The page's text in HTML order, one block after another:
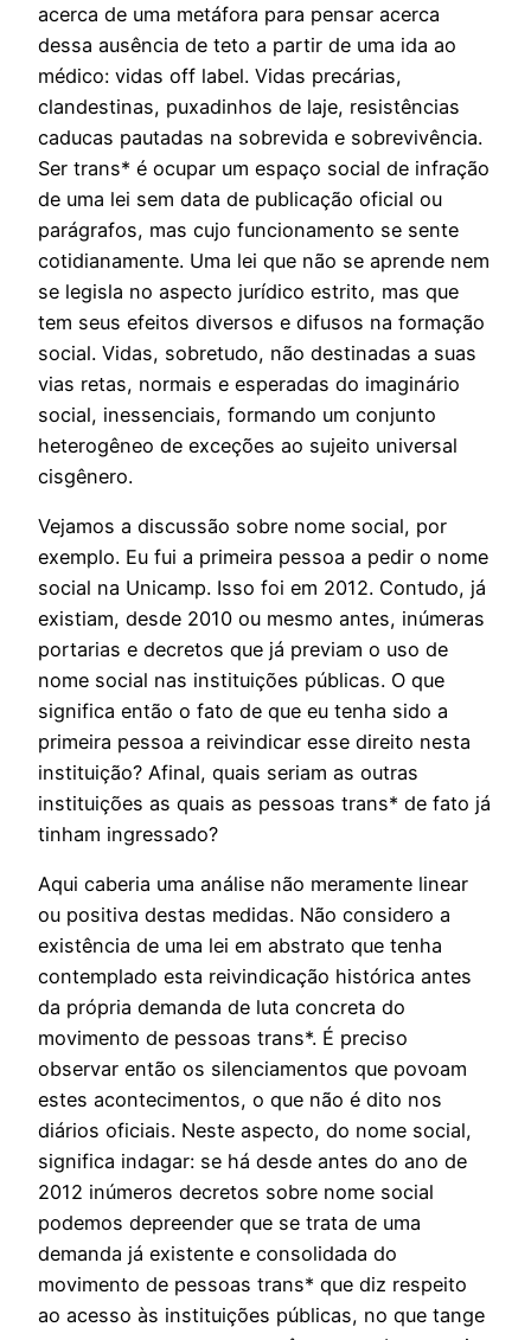
acerca de uma metáfora para pensar acerca
dessa ausência de teto a partir de uma ida ao
médico: vidas off label. Vidas precárias,
clandestinas, puxadinhos de laje, resistências
caducas pautadas na sobrevida e sobrevivência.
Ser trans* é ocupar um espaço social de infração
de uma lei sem data de publicação oficial ou
parágrafos, mas cujo funcionamento se sente
cotidianamente. Uma lei que não se aprende nem
se legisla no aspecto jurídico estrito, mas que
tem seus efeitos diversos e difusos na formação
social. Vidas, sobretudo, não destinadas a suas
vias retas, normais e esperadas do imaginário
social, inessenciais, formando um conjunto
heterogêneo de exceções ao sujeito universal
cisgênero.
Vejamos a discussão sobre nome social, por
exemplo. Eu fui a primeira pessoa a pedir o nome
social na Unicamp. Isso foi em 2012. Contudo, já
existiam, desde 2010 ou mesmo antes, inúmeras
portarias e decretos que já previam o uso de
nome social nas instituições públicas. O que
significa então o fato de que eu tenha sido a
primeira pessoa a reivindicar esse direito nesta
instituição? Afinal, quais seriam as outras
instituições as quais as pessoas trans* de fato já
tinham ingressado?
Aqui caberia uma análise não meramente linear
ou positiva destas medidas. Não considero a
existência de uma lei em abstrato que tenha
contemplado esta reivindicação histórica antes
da própria demanda de luta concreta do
movimento de pessoas trans*. É preciso
observar então os silenciamentos que povoam
estes acontecimentos, o que não é dito nos
diários oficiais. Neste aspecto, do nome social,
significa indagar: se há desde antes do ano de
2012 inúmeros decretos sobre nome social
podemos depreender que se trata de uma
demanda já existente e consolidada do
movimento de pessoas trans* que diz respeito
ao acesso às instituições públicas, no que tange